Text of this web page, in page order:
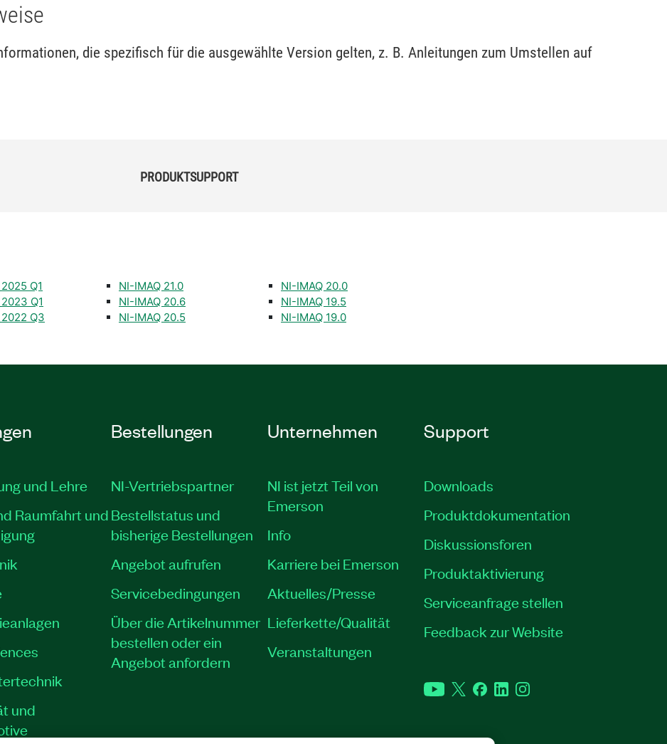
die spezifisch für die ausgewählte Version gelten, z. B. Anleitungen zum Umstellen auf
PRODUKTSUPPORT
Q1
Q1
Q3
NI-IMAQ 21.0
NI-IMAQ 20.6
NI-IMAQ 20.5
NI-IMAQ 20.0
NI-IMAQ 19.5
NI-IMAQ 19.0
und Lehre
Raumfahrt und
und
Bestellungen
NI-Vertriebspartner
Bestellstatus und
bisherige Bestellungen
Angebot aufrufen
Servicebedingungen
Über die Artikelnummer
bestellen oder ein
Angebot anfordern
Unternehmen
NI ist jetzt Teil von
Emerson
Info
Karriere bei Emerson
Aktuelles/Presse
Lieferkette/Qualität
Veranstaltungen
Support
Downloads
Produktdokumentation
Diskussionsforen
Produktaktivierung
Serviceanfrage stellen
Feedback zur Website
YouTubeTwitterFacebookLinkedInInstagram